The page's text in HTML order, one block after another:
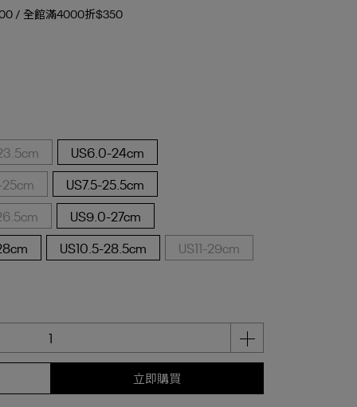
/ 全館滿4000折$350
US6.0-24cm
US7.5-25.5cm
US9.0-27cm
US10.5-28.5cm US11-29cm
立即購買